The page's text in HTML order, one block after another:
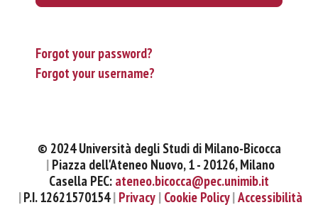
Forgot your password?
Forgot your username?
© 2024 Università degli Studi di Milano-Bicocca
Piazza dell'Ateneo Nuovo, 1 - 20126, Milano
Casella PEC: ateneo.bicocca@pec.unimib.it
P.I. 12621570154 Privacy Cookie Policy Accessibilità